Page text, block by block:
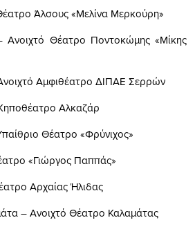
Άλσους «Μελίνα Μερκούρη»
Ανοιχτό Θέατρο Ποντοκώμης «Μίκης
Αμφιθέατρο ΔΙΠΑΕ Σερρών
Αλκαζάρ
Θέατρο «Φρύνιχος»
«Γιώργος Παππάς»
Αρχαίας Ήλιδας
– Ανοιχτό Θέατρο Καλαμάτας